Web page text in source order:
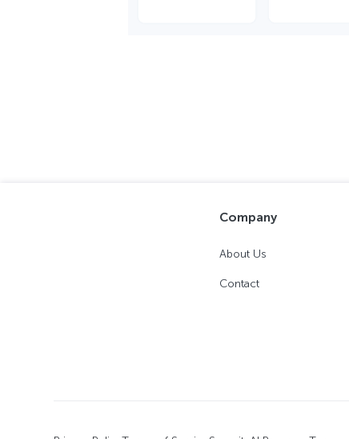
Company
About Us
Contact